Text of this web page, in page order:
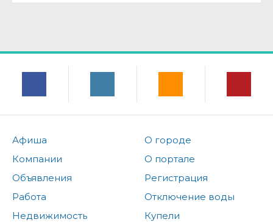
Афиша
Компании
Объявления
Работа
Недвижимость
О городе
О портале
Регистрация
Отключение воды
Купели